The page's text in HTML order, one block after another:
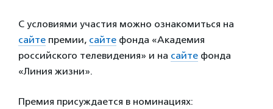
С условиями участия можно ознакомиться на
сайте премии, сайте фонда «Академия
российского телевидения» и на сайте фонда
«Линия жизни».
Премия присуждается в номинациях: